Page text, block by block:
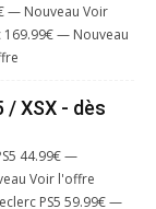
— Nouveau Voir
— Nouveau
/ XSX - dès
44.99€ —
Voir l'offre
PS5 59.99€ —